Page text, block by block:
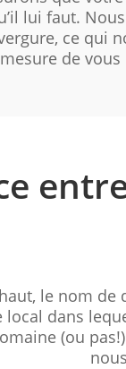
lui faut.
ce qui
de
le nom de
local dans
(ou